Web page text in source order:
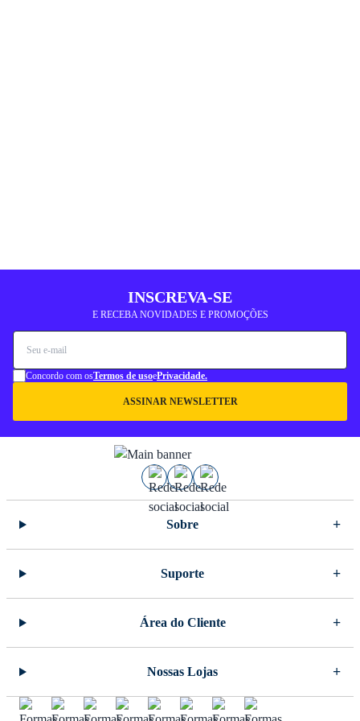
INSCREVA-SE
E RECEBA NOVIDADES E PROMOÇÕES
Concordo com osTermos de usoePrivacidade.
ASSINAR NEWSLETTER
Sobre
Suporte
Área do Cliente
Nossas Lojas